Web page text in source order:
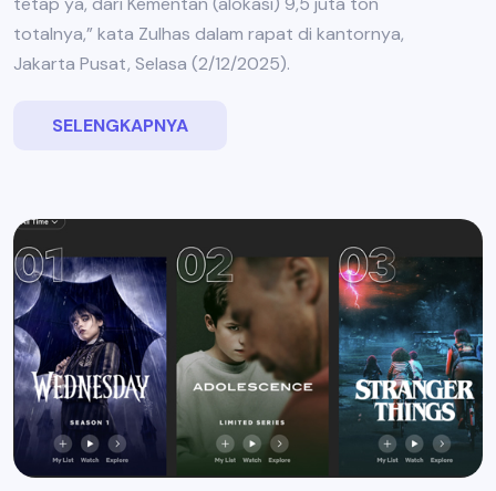
totalnya,” kata Zulhas dalam rapat di kantornya,
Jakarta Pusat, Selasa (2/12/2025).
SELENGKAPNYA